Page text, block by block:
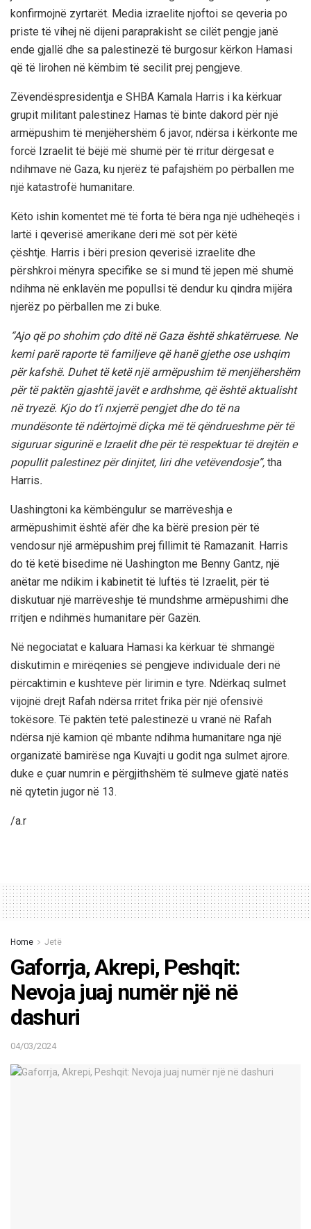
konfirmojnë zyrtarët. Media izraelite njoftoi se qeveria po
priste të vihej në dijeni paraprakisht se cilët pengje janë
ende gjallë dhe sa palestinezë të burgosur kërkon Hamasi
që të lirohen në këmbim të secilit prej pengjeve.
Zëvendëspresidentja e SHBA Kamala Harris i ka kërkuar
grupit militant palestinez Hamas të binte dakord për një
armëpushim të menjëhershëm 6 javor, ndërsa i kërkonte me
forcë Izraelit të bëjë më shumë për të rritur dërgesat e
ndihmave në Gaza, ku njerëz të pafajshëm po përballen me
një katastrofë humanitare.
Këto ishin komentet më të forta të bëra nga një udhëheqës i
lartë i qeverisë amerikane deri më sot për këtë
çështje. Harris i bëri presion qeverisë izraelite dhe
përshkroi mënyra specifike se si mund të jepen më shumë
ndihma në enklavën me popullsi të dendur ku qindra mijëra
njerëz po përballen me zi buke.
“Ajo që po shohim çdo ditë në Gaza është shkatërruese. Ne
kemi parë raporte të familjeve që hanë gjethe ose ushqim
për kafshë. Duhet të ketë një armëpushim të menjëhershëm
për të paktën gjashtë javët e ardhshme, që është aktualisht
në tryezë. Kjo do t’i nxjerrë pengjet dhe do të na
mundësonte të ndërtojmë diçka më të qëndrueshme për të
siguruar sigurinë e Izraelit dhe për të respektuar të drejtën e
popullit palestinez për dinjitet, liri dhe vetëvendosje”, tha
Harris.
Uashingtoni ka këmbëngulur se marrëveshja e
armëpushimit është afër dhe ka bërë presion për të
vendosur një armëpushim prej fillimit të Ramazanit. Harris
do të ketë bisedime në Uashington me Benny Gantz, një
anëtar me ndikim i kabinetit të luftës të Izraelit, për të
diskutuar një marrëveshje të mundshme armëpushimi dhe
rritjen e ndihmës humanitare për Gazën.
Në negociatat e kaluara Hamasi ka kërkuar të shmangë
diskutimin e mirëqenies së pengjeve individuale deri në
përcaktimin e kushteve për lirimin e tyre. Ndërkaq sulmet
vijojnë drejt Rafah ndërsa rritet frika për një ofensivë
tokësore. Të paktën tetë palestinezë u vranë në Rafah
ndërsa një kamion që mbante ndihma humanitare nga një
organizatë bamirëse nga Kuvajti u godit nga sulmet ajrore.
duke e çuar numrin e përgjithshëm të sulmeve gjatë natës
në qytetin jugor në 13.
/a.r
Home Jetë
Gaforrja, Akrepi, Peshqit:
Nevoja juaj numër një në
dashuri
04/03/2024